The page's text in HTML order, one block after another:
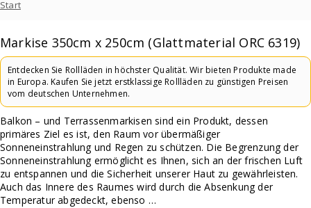
Start
Markise 350cm x 250cm (Glattmaterial ORC 6319)
Markise 350cm x 250cm (Glattmaterial ORC 6319)
Entdecken Sie Rollläden in höchster Qualität. Wir bieten Produkte made
in Europa. Kaufen Sie jetzt erstklassige Rollläden zu günstigen Preisen
vom deutschen Unternehmen.
Balkon – und Terrassenmarkisen sind ein Produkt, dessen
primäres Ziel es ist, den Raum vor übermäßiger
Sonneneinstrahlung und Regen zu schützen. Die Begrenzung der
Sonneneinstrahlung ermöglicht es Ihnen, sich an der frischen Luft
zu entspannen und die Sicherheit unserer Haut zu gewährleisten.
Auch das Innere des Raumes wird durch die Absenkung der
Temperatur abgedeckt, ebenso …